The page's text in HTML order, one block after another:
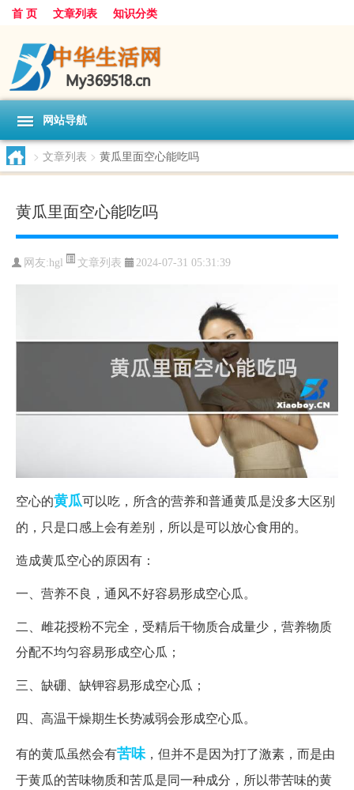
首 页 文章列表 知识分类
网站导航
> 文章列表 > 黄瓜里面空心能吃吗
黄瓜里面空心能吃吗
网友:hgl 文章列表 2024-07-31 05:31:39
空心的黄瓜可以吃，所含的营养和普通黄瓜是没多大区别
的，只是口感上会有差别，所以是可以放心食用的。
造成黄瓜空心的原因有：
一、营养不良，通风不好容易形成空心瓜。
二、雌花授粉不完全，受精后干物质合成量少，营养物质
分配不均匀容易形成空心瓜；
三、缺硼、缺钾容易形成空心瓜；
四、高温干燥期生长势减弱会形成空心瓜。
有的黄瓜虽然会有苦味，但并不是因为打了激素，而是由
于黄瓜的苦味物质和苦瓜是同一种成分，所以带苦味的黄